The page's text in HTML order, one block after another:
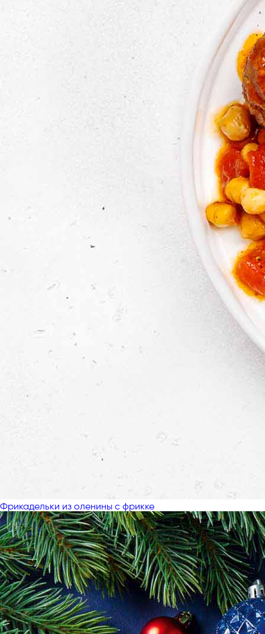
Фрикадельки из оленины с фрикке